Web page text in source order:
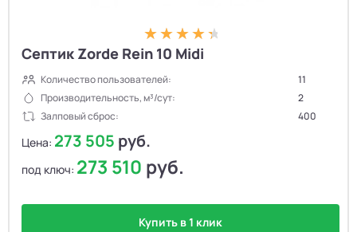
Септик Zorde Rein 10 Midi
Количество пользователей:
11
Производительность, м³/сут:
2
Залповый сброс:
400
Цена: 273 505 руб.
под ключ: 273 510 руб.
Купить в 1 клик